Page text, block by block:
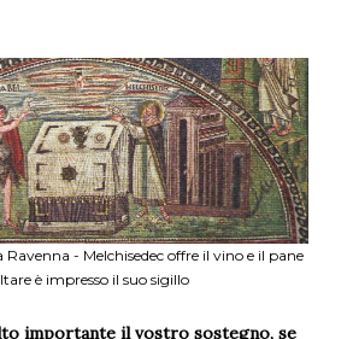
Ravenna - Melchisedec offre il vino e il pane
è impresso il suo sigillo
importante il vostro sostegno, se